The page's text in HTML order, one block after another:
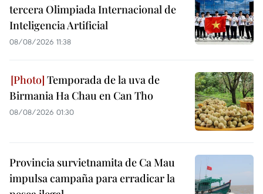
tercera Olimpiada Internacional de
Inteligencia Artificial
08/08/2026 11:38
Temporada de la uva de
Birmania Ha Chau en Can Tho
08/08/2026 01:30
Provincia survietnamita de Ca Mau
impulsa campaña para erradicar la